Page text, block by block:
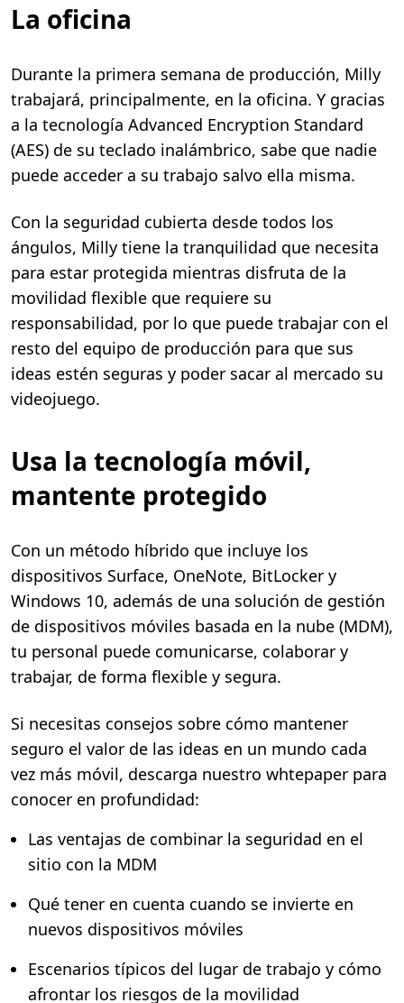
La oficina
Durante la primera semana de producción, Milly
trabajará, principalmente, en la oficina. Y gracias
a la tecnología Advanced Encryption Standard
(AES) de su teclado inalámbrico, sabe que nadie
puede acceder a su trabajo salvo ella misma.
Con la seguridad cubierta desde todos los
ángulos, Milly tiene la tranquilidad que necesita
para estar protegida mientras disfruta de la
movilidad flexible que requiere su
responsabilidad, por lo que puede trabajar con el
resto del equipo de producción para que sus
ideas estén seguras y poder sacar al mercado su
videojuego.
Usa la tecnología móvil,
mantente protegido
Con un método híbrido que incluye los
dispositivos Surface, OneNote, BitLocker y
Windows 10, además de una solución de gestión
de dispositivos móviles basada en la nube (MDM),
tu personal puede comunicarse, colaborar y
trabajar, de forma flexible y segura.
Si necesitas consejos sobre cómo mantener
seguro el valor de las ideas en un mundo cada
vez más móvil, descarga nuestro whtepaper para
conocer en profundidad:
Las ventajas de combinar la seguridad en el
sitio con la MDM
Qué tener en cuenta cuando se invierte en
nuevos dispositivos móviles
Escenarios típicos del lugar de trabajo y cómo
afrontar los riesgos de la movilidad